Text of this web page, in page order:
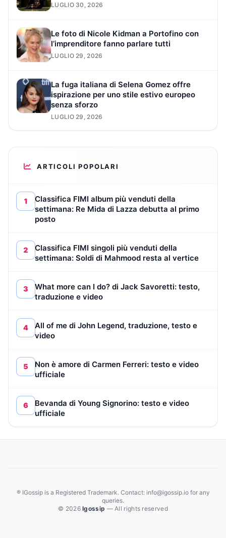
LUGLIO 30, 2026
Le foto di Nicole Kidman a Portofino con
l’imprenditore fanno parlare tutti
LUGLIO 29, 2026
La fuga italiana di Selena Gomez offre
ispirazione per uno stile estivo europeo
senza sforzo
LUGLIO 29, 2026
ARTICOLI POPOLARI
1
Classifica FIMI album più venduti della
settimana: Re Mida di Lazza debutta al primo
posto
2
Classifica FIMI singoli più venduti della
settimana: Soldi di Mahmood resta al vertice
3
What more can I do? di Jack Savoretti: testo,
traduzione e video
4
All of me di John Legend, traduzione, testo e
video
5
Non è amore di Carmen Ferreri: testo e video
ufficiale
6
Bevanda di Young Signorino: testo e video
ufficiale
® IGossip is a Registered Trademark. Contact: info@igossip.io for any
queries.
© 2026Igossip — All rights reserved